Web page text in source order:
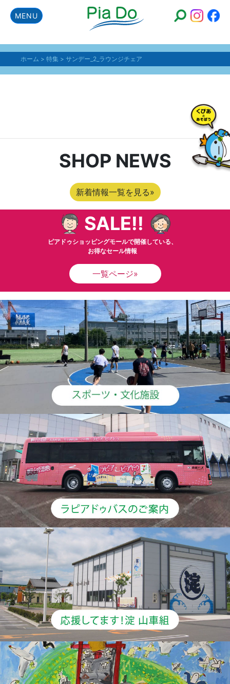
MENU
ホーム > 特集 > サンデー_2_ラウンジチェア
SHOP NEWS
新着情報一覧を見る»
SALE!!
ピアドゥショッピングモールで開催している、
お得なセール情報
一覧ページ»